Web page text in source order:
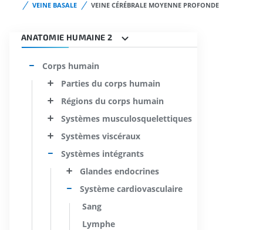
VEINE BASALE
VEINE CÉRÉBRALE MOYENNE PROFONDE
ANATOMIE HUMAINE 2
Corps humain
Parties du corps humain
Régions du corps humain
Systèmes musculosquelettiques
Systèmes viscéraux
Systèmes intégrants
Glandes endocrines
Système cardiovasculaire
Sang
Lymphe